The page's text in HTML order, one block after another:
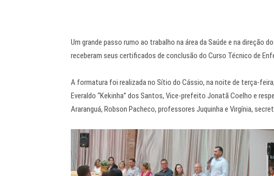
Um grande passo rumo ao trabalho na área da Saúde e na direção
receberam seus certificados de conclusão do Curso Técnico de
A formatura foi realizada no Sítio do Cássio, na noite de terça-
Everaldo “Kekinha” dos Santos, Vice-prefeito Jonatã Coelho e
Araranguá, Robson Pacheco, professores Juquinha e Virgínia,